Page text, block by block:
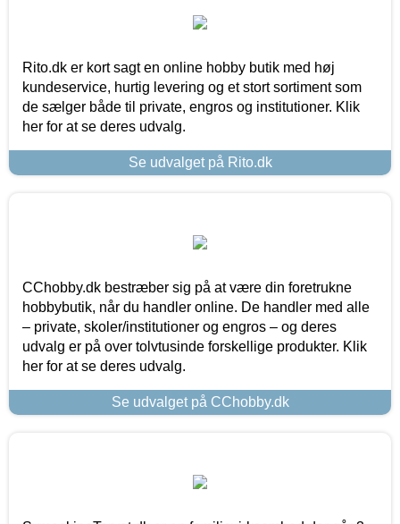
Rito.dk er kort sagt en online hobby butik med høj
kundeservice, hurtig levering og et stort sortiment som
de sælger både til private, engros og institutioner. Klik
her for at se deres udvalg.
Se udvalget på Rito.dk
CChobby.dk bestræber sig på at være din foretrukne
hobbybutik, når du handler online. De handler med alle
– private, skoler/institutioner og engros – og deres
udvalg er på over tolvtusinde forskellige produkter. Klik
her for at se deres udvalg.
Se udvalget på CChobby.dk